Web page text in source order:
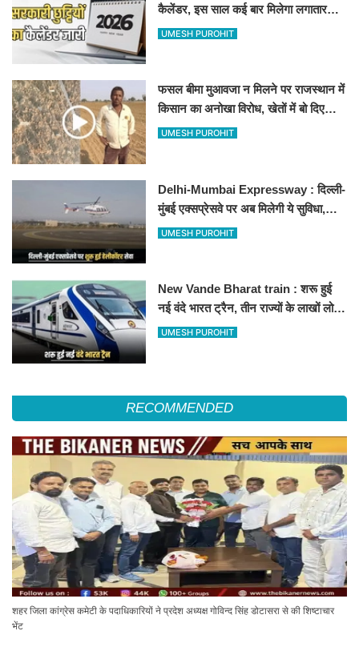
कैलेंडर, इस साल कई बार मिलेगा लगातार
अवकाश, देखें
UMESH PUROHIT
फसल बीमा मुआवजा न मिलने पर राजस्थान में
किसान का अनोखा विरोध, खेतों में बो दिए
500-500 रुपए के नोट, वीडियो वायरल
UMESH PUROHIT
Delhi-Mumbai Expressway : दिल्ली-
मुंबई एक्सप्रेसवे पर अब मिलेगी ये सुविधा,
हेलीकॉप्टर सर्विस से तुरंत घायल पहुंचेगा
UMESH PUROHIT
New Vande Bharat train : शरू हुई
नई वंदे भारत ट्रैन, तीन राज्यों के लाखों लोगों
का सफर होगा आसान, देखें पूरा रूटमैप
UMESH PUROHIT
RECOMMENDED
शहर जिला कांग्रेस कमेटी के पदाधिकारियों ने प्रदेश अध्यक्ष गोविन्द सिंह डोटासरा से की शिष्टाचार
भेंट